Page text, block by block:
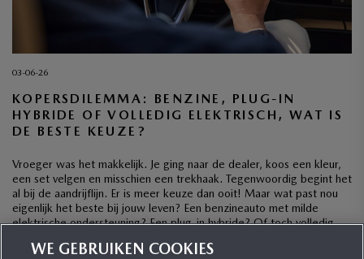
03-06-26
KOPERSDILEMMA: BENZINE, PLUG-IN
HYBRIDE OF VOLLEDIG ELEKTRISCH, WAT IS
DE BESTE KEUZE?
Vroeger was het makkelijk. Je ging naar de dealer, koos een kleur,
een set velgen en misschien een trekhaak. Tegenwoordig begint het
al bij de aandrijflijn. Er is meer keuze dan ooit! Maar wat past nou
eigenlijk het beste bij jouw leven? Een benzineauto met milde
elektrische ondersteuning? Een plug-in hybride? Of toch volledig
WE GEBRUIKEN COOKIES